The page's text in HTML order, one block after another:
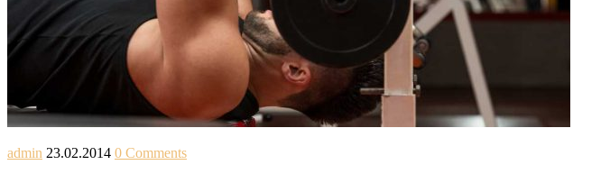
admin 23.02.2014 0 Comments